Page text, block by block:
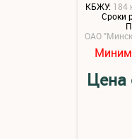
КБЖУ: 184
Сроки
ОАО
Цена